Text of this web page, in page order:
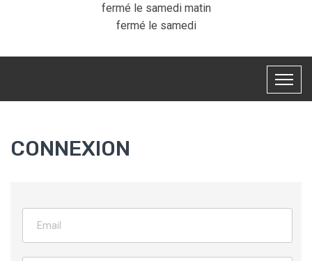
fermé le samedi matin
fermé le samedi
CONNEXION